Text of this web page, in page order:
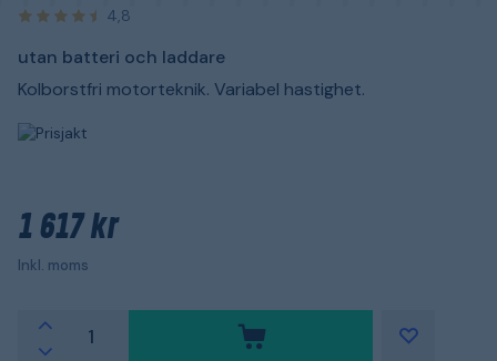
4,8
utan batteri och laddare
Kolborstfri motorteknik. Variabel hastighet.
1 617 kr
Inkl. moms